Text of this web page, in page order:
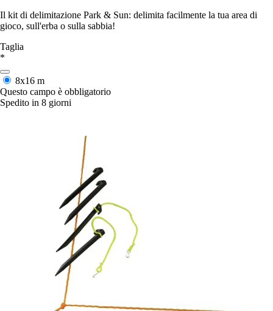
Il kit di delimitazione Park & Sun: delimita facilmente la tua area di
gioco, sull'erba o sulla sabbia!
Taglia
*
8x16 m
Questo campo è obbligatorio
Spedito in 8 giorni